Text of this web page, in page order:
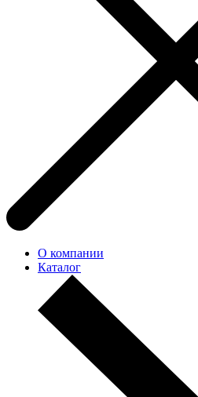
О компании
Каталог